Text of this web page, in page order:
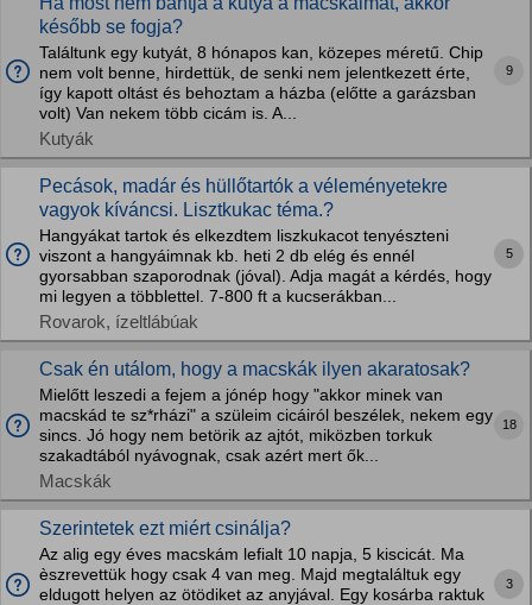
később se fogja?
Találtunk egy kutyát, 8 hónapos kan, közepes méretű. Chip
nem volt benne, hirdettük, de senki nem jelentkezett érte,
így kapott oltást és behoztam a házba (előtte a garázsban
volt) Van nekem több cicám is. A...
Kutyák
9
Pecások, madár és hüllőtartók a véleményetekre
vagyok kíváncsi. Lisztkukac téma.?
Hangyákat tartok és elkezdtem liszkukacot tenyészteni
viszont a hangyáimnak kb. heti 2 db elég és ennél
gyorsabban szaporodnak (jóval). Adja magát a kérdés, hogy
mi legyen a többlettel. 7-800 ft a kucserákban...
Rovarok, ízeltlábúak
5
Csak én utálom, hogy a macskák ilyen akaratosak?
Mielőtt leszedi a fejem a jónép hogy "akkor minek van
macskád te sz*rházi" a szüleim cicáiról beszélek, nekem egy
sincs. Jó hogy nem betörik az ajtót, miközben torkuk
szakadtából nyávognak, csak azért mert ők...
Macskák
18
Szerintetek ezt miért csinálja?
Az alig egy éves macskám lefialt 10 napja, 5 kiscicát. Ma
èszrevettük hogy csak 4 van meg. Majd megtaláltuk egy
eldugott helyen az ötödiket az anyjával. Egy kosárba raktuk
3